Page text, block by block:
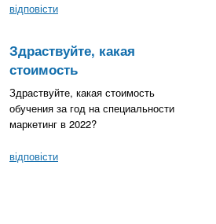
відповісти
Здраствуйте, какая
стоимость
Здраствуйте, какая стоимость
обучения за год на специальности
маркетинг в 2022?
відповісти